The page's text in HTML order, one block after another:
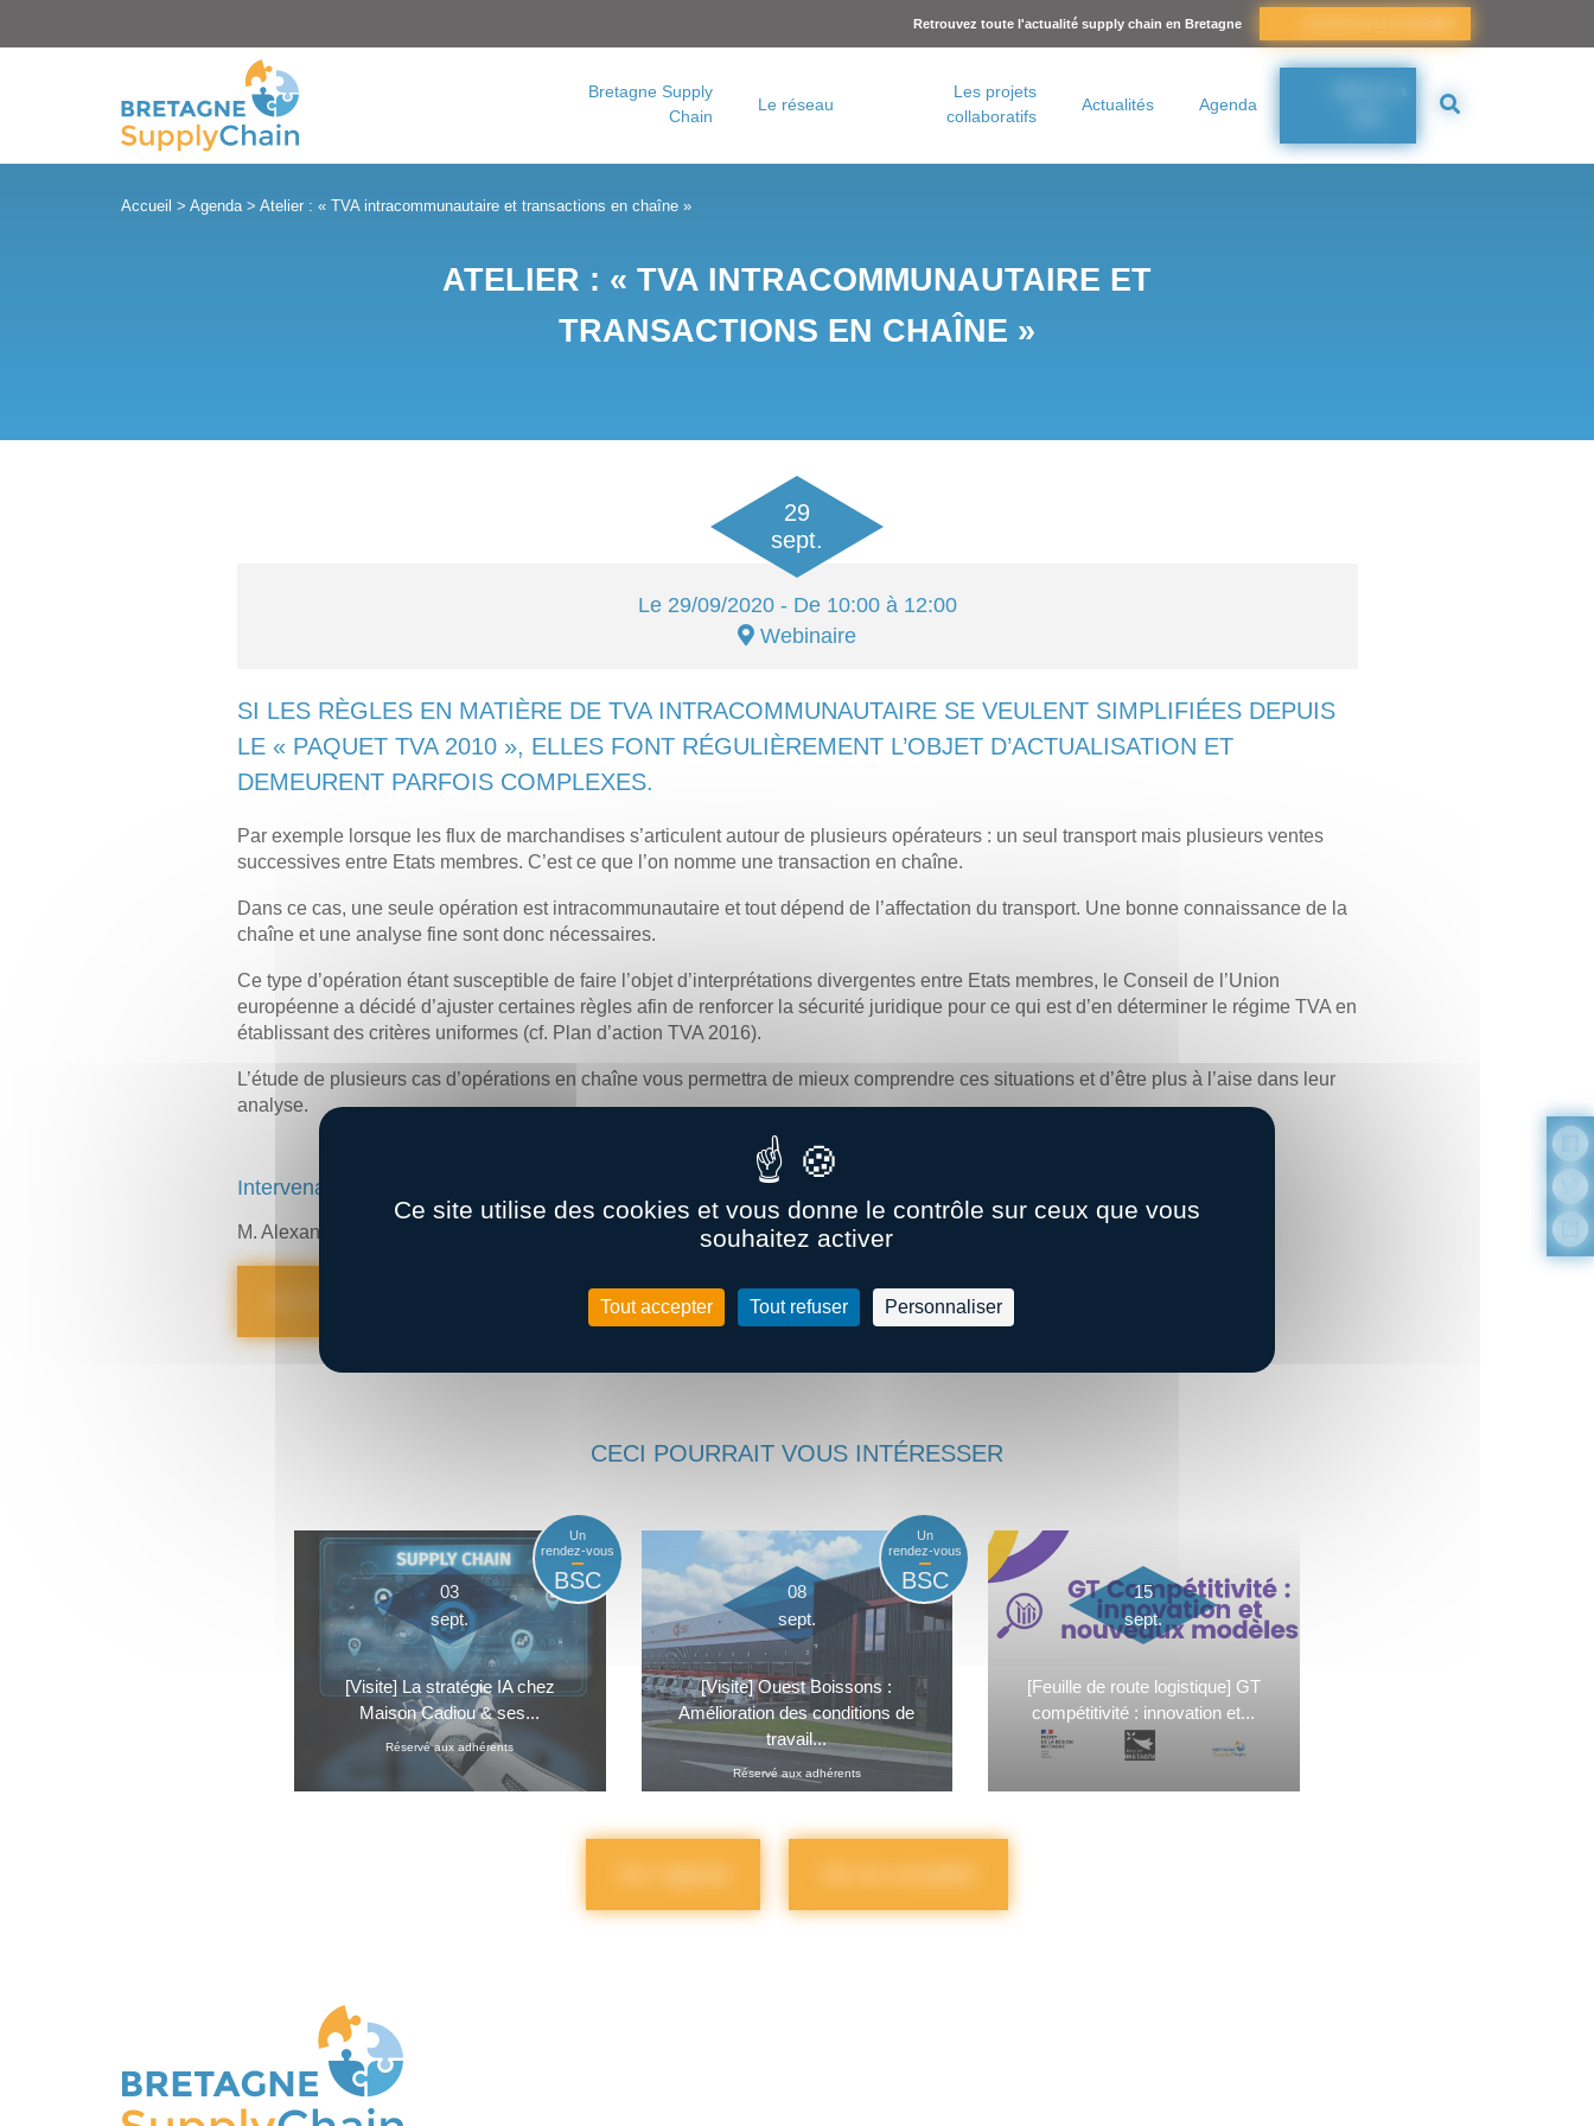
Retrouvez toute l'actualité supply chain en Bretagne
Bretagne Supply
Chain
Le réseau
Les projets
collaboratifs
Actualités Agenda
Accueil > Agenda> Atelier : « TVA intracommunautaire et transactions en chaîne »
ATELIER : « TVA INTRACOMMUNAUTAIRE ET
TRANSACTIONS EN CHAÎNE »
29
sept.
Le 29/09/2020- De 10:00 à 12:00
Webinaire
SI LES RÈGLES EN MATIÈRE DE TVA INTRACOMMUNAUTAIRE SE VEULENT SIMPLIFIÉES DEPUIS
LE « PAQUET TVA 2010 », ELLES FONT RÉGULIÈREMENT L’OBJET D’ACTUALISATION ET
DEMEURENT PARFOIS COMPLEXES.
Par exemple lorsque les flux de marchandises s’articulent autour de plusieurs opérateurs : un seul transport mais plusieurs ventes
successives entre Etats membres. C’est ce que l’on nomme une transaction en chaîne.
Dans ce cas, une seule opération est intracommunautaire et tout dépend de l’affectation du transport. Une bonne connaissance de la
chaîne et une analyse fine sont donc nécessaires.
Ce type d’opération étant susceptible de faire l’objet d’interprétations divergentes entre Etats membres, le Conseil de l’Union
européenne a décidé d’ajuster certaines règles afin de renforcer la sécurité juridique pour ce qui est d’en déterminer le régime TVA en
établissant des critères uniformes (cf. Plan d’action TVA 2016).
L’étude de plusieurs cas d’opérations en chaîne vous permettra de mieux comprendre ces situations et d’être plus à l’aise dans leur
analyse.
Intervenant :
M. Alexandre SAVARY, Fiscaliste TVA, TEVEA International à Paris
CECI POURRAIT VOUS INTÉRESSER
03
sept.
Un
rendez-vous
BSC
[Visite] La stratégie IA chez
Maison Cadiou & ses...
Réservé aux adhérents
08
sept.
Un
rendez-vous
BSC
[Visite] Ouest Boissons :
Amélioration des conditions de
travail...
Réservé aux adhérents
15
sept.
[Feuille de route logistique] GT
compétitivité : innovation et...
Ce site utilise des cookies et vous donne le contrôle sur ceux que vous
souhaitez activer
Tout accepter Tout refuser Personnaliser